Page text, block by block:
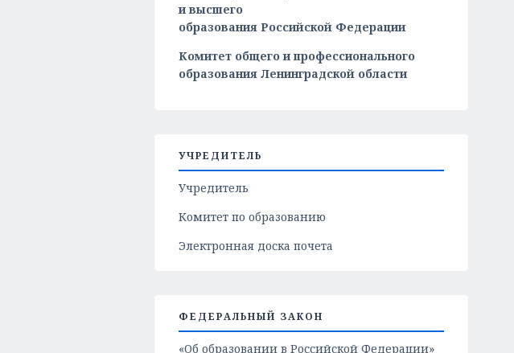
и высшего
образования Российской Федерации
Комитет общего и профессионального
образования Ленинградской области
УЧРЕДИТЕЛЬ
Учредитель
Комитет по образованию
Электронная доска почета
ФЕДЕРАЛЬНЫЙ ЗАКОН
«Об образовании в Российской Федерации»